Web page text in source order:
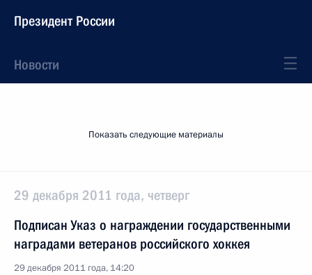
Президент России
Новости
Показать следующие материалы
29 декабря 2011 года, четверг
Подписан Указ о награждении государственными
наградами ветеранов российского хоккея
29 декабря 2011 года, 14:20